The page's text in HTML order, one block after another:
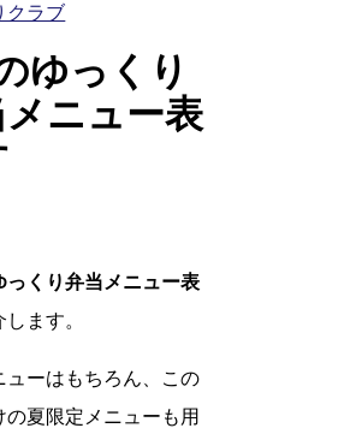
クラブ
ゆっくり
ニュー表
っくり弁当メニュー表
ます。
ューはもちろん、この
の夏限定メニューも用